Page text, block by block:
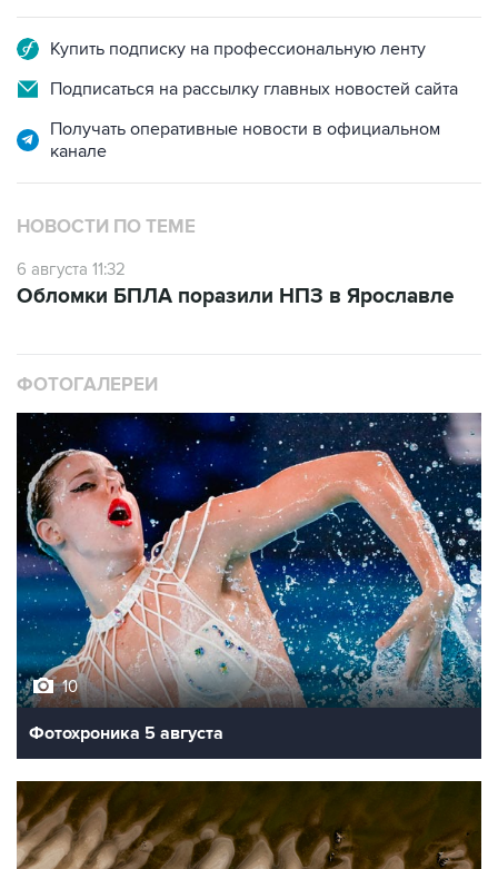
Купить подписку на профессиональную ленту
Подписаться на рассылку главных новостей сайта
Получать оперативные новости в официальном
канале
НОВОСТИ ПО ТЕМЕ
6 августа 11:32
Обломки БПЛА поразили НПЗ в Ярославле
ФОТОГАЛЕРЕИ
10
Фотохроника 5 августа